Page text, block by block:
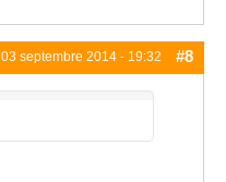
03 septembre 2014 - 19:32 #8